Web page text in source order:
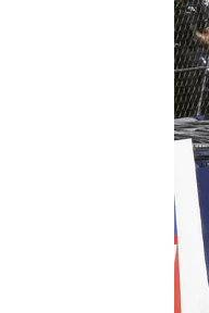
WEC